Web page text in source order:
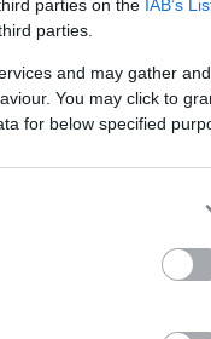
parties on the IAB’s
parties.
and may gather
You may click to
for below specified